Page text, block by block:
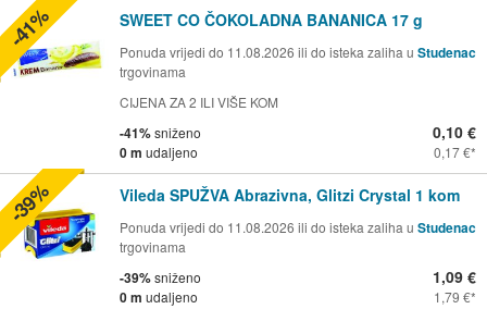
SWEET CO ČOKOLADNA BANANICA 17 g
Ponuda vrijedi do 11.08.2026 ili do isteka zaliha u Studenac
trgovinama
CIJENA ZA 2 ILI VIŠE KOM
-41%sniženo
0 m udaljeno
0,10 €
0,17 €
-41%
Vileda SPUŽVA Abrazivna, Glitzi Crystal 1 kom
Ponuda vrijedi do 11.08.2026 ili do isteka zaliha u Studenac
trgovinama
-39%sniženo
0 m udaljeno
1,09 €
1,79 €
-39%